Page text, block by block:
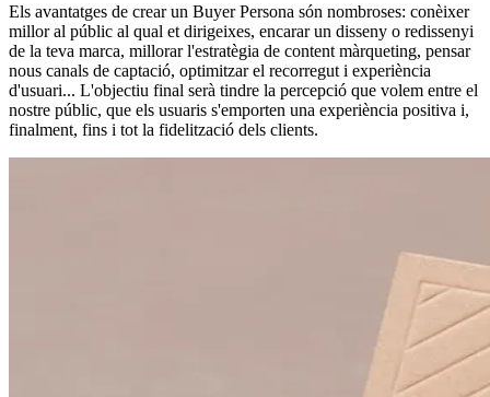
Els avantatges de crear un Buyer Persona són nombroses: conèixer
millor al públic al qual et dirigeixes, encarar un disseny o redissenyi
de la teva marca, millorar l'estratègia de content màrqueting, pensar
nous canals de captació, optimitzar el recorregut i experiència
d'usuari... L'objectiu final serà tindre la percepció que volem entre el
nostre públic, que els usuaris s'emporten una experiència positiva i,
finalment, fins i tot la fidelització dels clients.